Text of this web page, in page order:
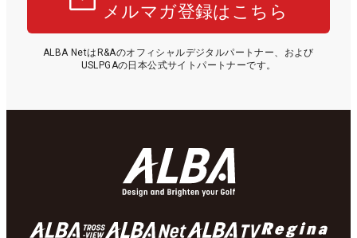
メルマガ登録はこちら
ALBA NetはR&Aのオフィシャルデジタルパートナー、および
USLPGAの日本公式サイトパートナーです。